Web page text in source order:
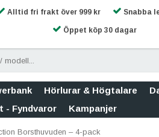
Alltid fri frakt över 999 kr Snabba
Öppet köp 30 dagar
Hörlurar & Högtalare
- Fyndvaror Kampanjer
Borsthuvuden – 4-pack